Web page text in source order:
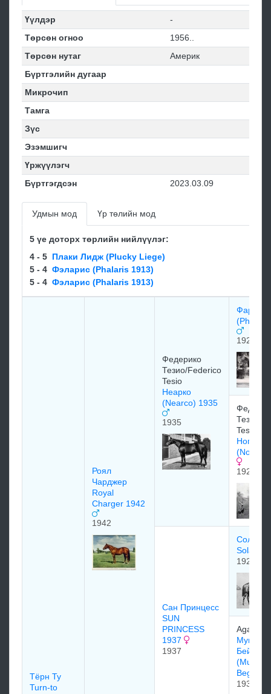
Үүлдэр
-
Төрсөн огноо
1956..
Төрсөн нутаг
Америк
Бүртгэлийн дугаар
Микрочип
Тамга
Зүс
Эзэмшигч
Үржүүлэгч
Бүртгэгдсэн
2023.03.09
Удмын мод Үр төлийн мод
5 үе доторх төрлийн нийлүүлэг:
4 - 5 Плаки Лидж (Plucky Liege)
5 - 4 Фэларис (Phalaris 1913)
5 - 4 Фэларис (Phalaris 1913)
Тёрн Ту
Turn-to
Роял
Чарджер
Royal
Charger 1942
1942
Федерико
Тезио/Federico
Tesio
Неарко
(Nearco) 1935
1935
Фарос
1920
Тезио/
Tesio
Ногара
1928
Сан Принцесс
SUN
PRINCESS
1937
1937
Соларио
Solario
1922
Aga
Mумтаз
Бeйгeм
(Mumtaz
Begum)
1932